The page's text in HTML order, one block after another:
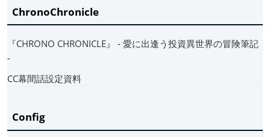
ChronoChronicle
『CHRONO CHRONICLE』 ‐ 愛に出逢う投資異世界の冒険筆記
‐
CC幕間話設定資料
Config